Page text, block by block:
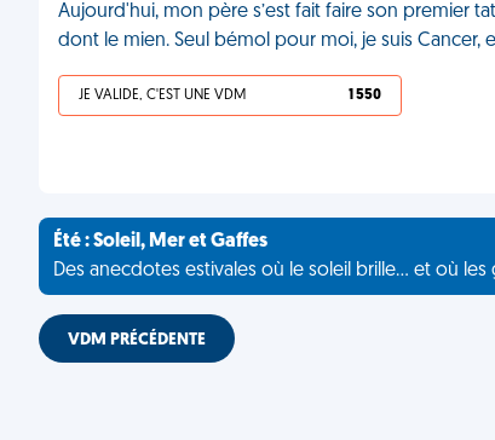
Aujourd'hui, mon père s’est fait faire son premier
dont le mien. Seul bémol pour moi, je suis Cancer,
JE VALIDE, C'EST UNE VDM 1 550
Été : Soleil, Mer et Gaffes
Des anecdotes estivales où le soleil brille... et où
VDM PRÉCÉDENTE